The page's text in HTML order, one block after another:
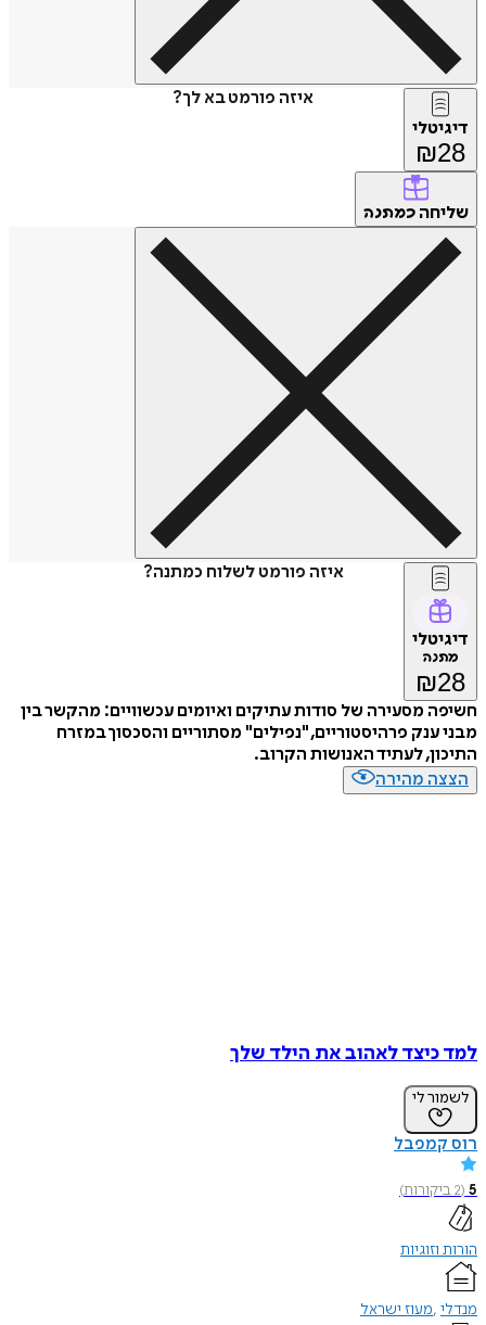
איזה פורמט בא לך?
דיגיטלי
₪28
שליחה כמתנה
איזה פורמט לשלוח כמתנה?
דיגיטלי
מתנה
₪28
חשיפה מסעירה של סודות עתיקים ואיומים עכשוויים: מהקשר בין
מבני ענק פרהיסטוריים, "נפילים" מסתוריים והסכסוך במזרח
התיכון, לעתיד האנושות הקרוב.
הצצה מהירה
למד כיצד לאהוב את הילד שלך
לשמור לי
רוס קמפבל
5
(
2ביקורות)
הורות וזוגיות
מנדלי מעוז ישראל